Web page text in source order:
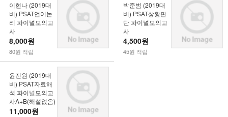
이현나 (2019대
비) PSAT언어논
리 파이널모의고
사
8,000원
80원 적립
박준범 (2019대
비) PSAT상황판
단 파이널모의고
사
4,500원
45원 적립
윤진원 (2019대
비) PSAT자료해
석 파이널모의고
사A+B(해설없음)
11,000원